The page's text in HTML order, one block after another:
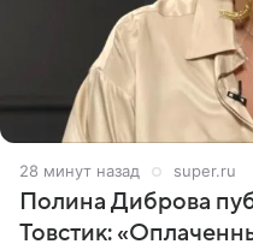
28 минут назад super.ru
Полина Диброва
Товстик: